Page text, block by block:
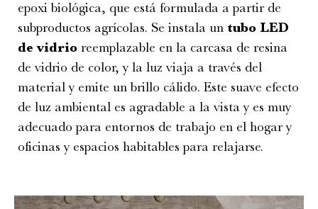
epoxi biológica, que está formulada a partir de
subproductos agrícolas. Se instala un tubo LED
de vidrio reemplazable en la carcasa de resina
de vidrio de color, y la luz viaja a través del
material y emite un brillo cálido. Este suave efecto
de luz ambiental es agradable a la vista y es muy
adecuado para entornos de trabajo en el hogar y
oficinas y espacios habitables para relajarse.